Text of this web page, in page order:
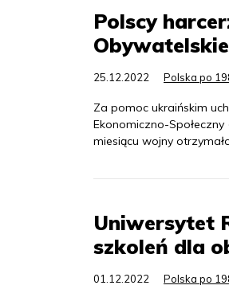
Polscy
25.12.2022 Polska po
Za pomoc ukraińskim
Ekonomiczno-
miesiącu wojny
Uniwersytet
szkoleń dla
01.12.2022 Polska po